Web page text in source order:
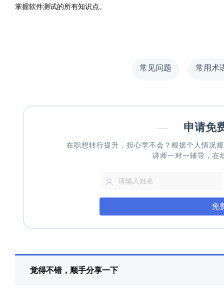
掌握软件测试的所有知识点。
常见问题 常用术
— 申请免
在职想转行提升，担心学不会？根据个人情况
讲师一对一辅导，在
免
觉得不错，顺手分享一下